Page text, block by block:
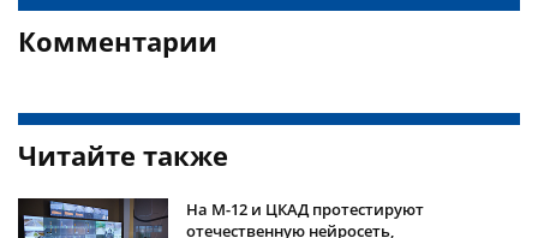
Комментарии
Читайте также
На М-12 и ЦКАД протестируют
отечественную нейросеть,